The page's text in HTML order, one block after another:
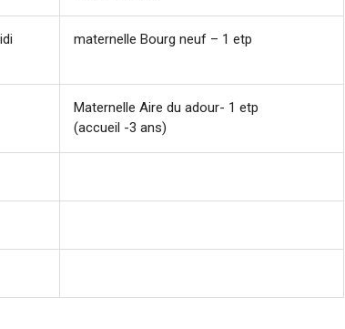
maternelle Bourg neuf – 1 etp
Maternelle Aire du adour- 1 etp
(accueil -3 ans)